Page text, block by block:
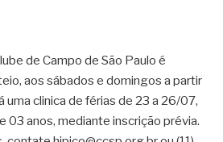
de Campo de São Paulo é
aos sábados e domingos a partir
uma clinica de férias de 23 a 26/07,
03 anos, mediante inscrição prévia.